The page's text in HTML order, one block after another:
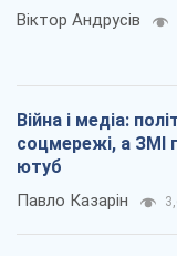
Віктор Андрусів
Війна і медіа:
соцмережі, а ЗМІ
ютуб
Павло Казарін